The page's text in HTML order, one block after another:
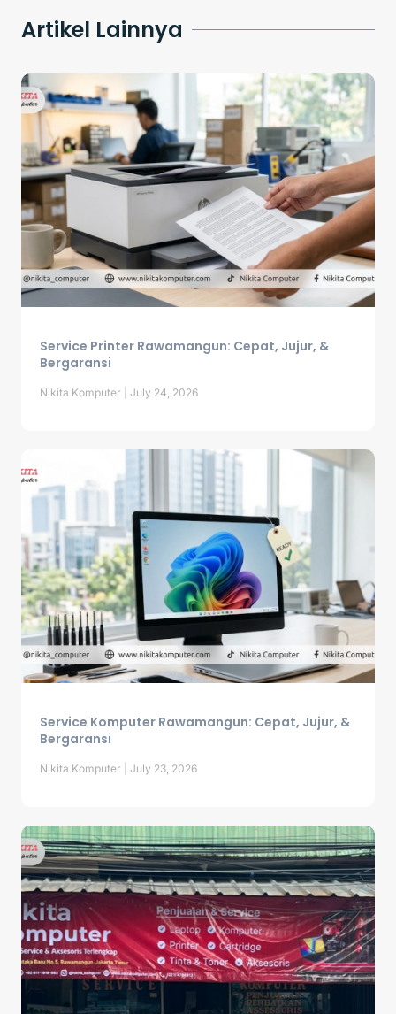
Artikel Lainnya
Service Printer Rawamangun: Cepat, Jujur, &
Bergaransi
Nikita Komputer July 24, 2026
Service Komputer Rawamangun: Cepat, Jujur, &
Bergaransi
Nikita Komputer July 23, 2026